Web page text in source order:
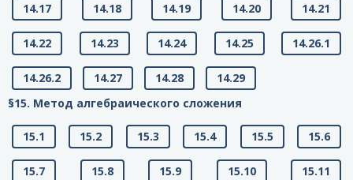
14.17 14.18 14.19 14.20 14.21
14.22 14.23 14.24 14.25 14.26.1
14.26.2 14.27 14.28
14.29
§15. Метод алгебраического сложения
15.1 15.2 15.3 15.4 15.5 15.6
15.7 15.8 15.9 15.10 15.11